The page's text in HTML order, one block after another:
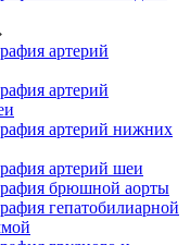
артерий
артерий
артерий нижних
артерий шеи
брюшной аорты
гепатобилиарной